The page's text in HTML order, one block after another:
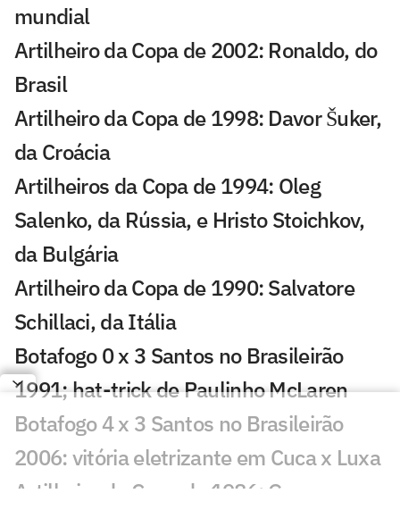
mundial
Artilheiro da Copa de 2002: Ronaldo, do
Brasil
Artilheiro da Copa de 1998: Davor Šuker,
da Croácia
Artilheiros da Copa de 1994: Oleg
Salenko, da Rússia, e Hristo Stoichkov,
da Bulgária
Artilheiro da Copa de 1990: Salvatore
Schillaci, da Itália
Botafogo 0 x 3 Santos no Brasileirão
1991; hat-trick de Paulinho McLaren
Botafogo 4 x 3 Santos no Brasileirão
2006: vitória eletrizante em Cuca x Luxa
Artilheiro da Copa de 1986: Gary